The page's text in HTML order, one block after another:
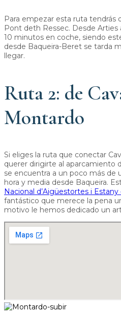
Para empezar esta ruta tendrás
Pont deth Ressec. Desde
10 minutos en coche, siendo
desde Baqueira-Beret se tarda
llegar.
Ruta 2: de
Montardo
Si eliges la ruta que conectar
querer dirigirte al aparcamiento
se encuentra a un poco más de
hora y media desde Baqueira.
Nacional d’Aigüestortes i
fantástico que merece la pena
motivo le hemos dedicado un